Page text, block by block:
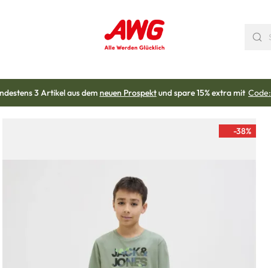
3 Artikel aus demneuen Prospektund spare 15% extra mit Code:
-38%